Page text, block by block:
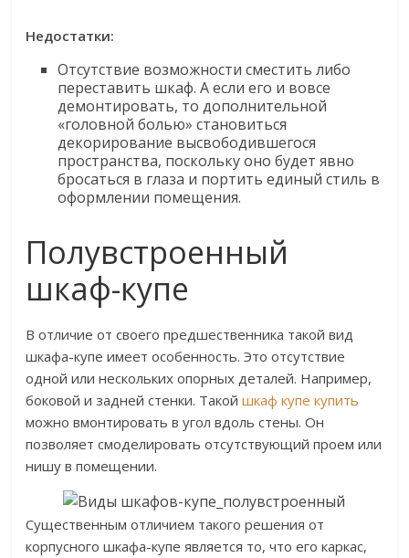
Недостатки:
Отсутствие возможности сместить либо
переставить шкаф. А если его и вовсе
демонтировать, то дополнительной
«головной болью» становиться
декорирование высвободившегося
пространства, поскольку оно будет явно
бросаться в глаза и портить единый стиль в
оформлении помещения.
Полувстроенный
шкаф-купе
В отличие от своего предшественника такой вид
шкафа-купе имеет особенность. Это отсутствие
одной или нескольких опорных деталей. Например,
боковой и задней стенки. Такойшкаф купе купить
можно вмонтировать в угол вдоль стены. Он
позволяет смоделировать отсутствующий проем или
нишу в помещении.
Существенным отличием такого решения от
корпусного шкафа-купе является то, что его каркас,